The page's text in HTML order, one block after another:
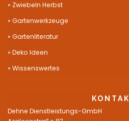
Zwiebeln Herbst
Gartenwerkzeuge
Gartenliteratur
Deko Ideen
Wissenswertes
Dehne Dienstleistungs-GmbH